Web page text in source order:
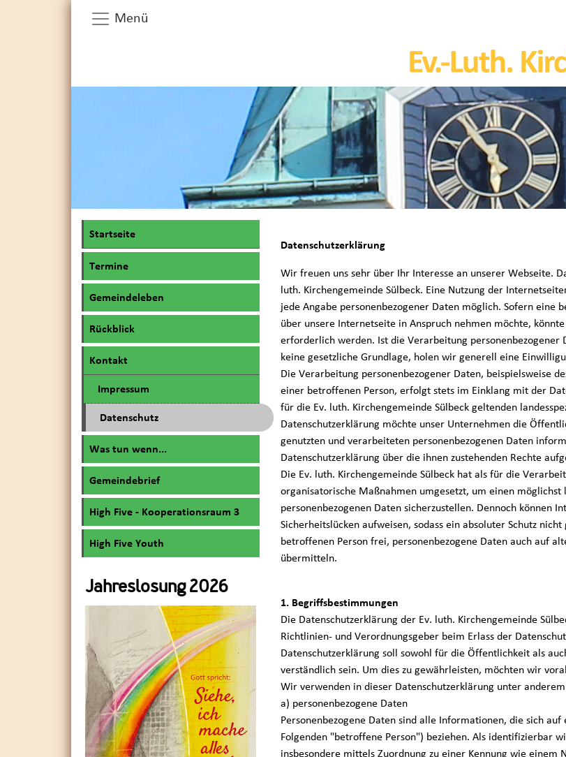
Menü
Startseite
Termine
Gemeindeleben
Rückblick
Kontakt
Impressum
Datenschutz
Was tun wenn...
Gemeindebrief
High Five - Kooperationsraum 3
High Five Youth
Jahreslosung 2026
Datenschutzerklärung
Wir freuen uns sehr über Ihr Interesse an unserer Webseite.
luth. Kirchengemeinde Sülbeck. Eine Nutzung der
jede Angabe personenbezogener Daten möglich. Sofern eine
über unsere Internetseite in Anspruch nehmen möchte,
erforderlich werden. Ist die Verarbeitung
keine gesetzliche Grundlage, holen wir generell eine
Die Verarbeitung personenbezogener Daten, beispielsweise
einer betroffenen Person, erfolgt stets im Einklang mit der
für die Ev. luth. Kirchengemeinde Sülbeck geltenden
Datenschutzerklärung möchte unser Unternehmen die
genutzten und verarbeiteten personenbezogenen Daten
Datenschutzerklärung über die ihnen zustehenden Rechte
Die Ev. luth. Kirchengemeinde Sülbeck hat als für die
organisatorische Maßnahmen umgesetzt, um einen
personenbezogenen Daten sicherzustellen. Dennoch können
Sicherheitslücken aufweisen, sodass ein absoluter Schutz
betroffenen Person frei, personenbezogene Daten auch auf
übermitteln.
1. Begriffsbestimmungen
Die Datenschutzerklärung der Ev. luth. Kirchengemeinde
Richtlinien- und Verordnungsgeber beim Erlass der
Datenschutzerklärung soll sowohl für die Öffentlichkeit als
verständlich sein. Um dies zu gewährleisten, möchten wir
Wir verwenden in dieser Datenschutzerklärung unter
a) personenbezogene Daten
Personenbezogene Daten sind alle Informationen, die sich
Folgenden "betroffene Person") beziehen. Als identifizierbar
insbesondere mittels Zuordnung zu einer Kennung wie einem